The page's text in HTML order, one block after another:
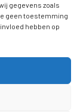
gegevens zoals
geen toestemming
hebben op